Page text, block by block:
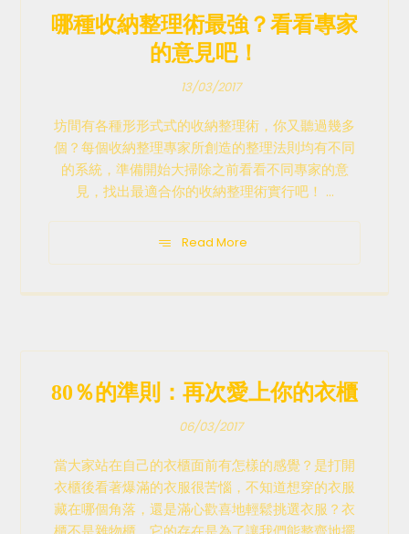
哪種收納整理術最強？看看專家
的意見吧！
13/03/2017
坊間有各種形形式式的收納整理術，你又聽過幾多
個？每個收納整理專家所創造的整理法則均有不同
的系統，準備開始大掃除之前看看不同專家的意
見，找出最適合你的收納整理術實行吧！ ...
Read More
80％的準則：再次愛上你的衣櫃
06/03/2017
當大家站在自己的衣櫃面前有怎樣的感覺？是打開
衣櫃後看著爆滿的衣服很苦惱，不知道想穿的衣服
藏在哪個角落，還是滿心歡喜地輕鬆挑選衣服？衣